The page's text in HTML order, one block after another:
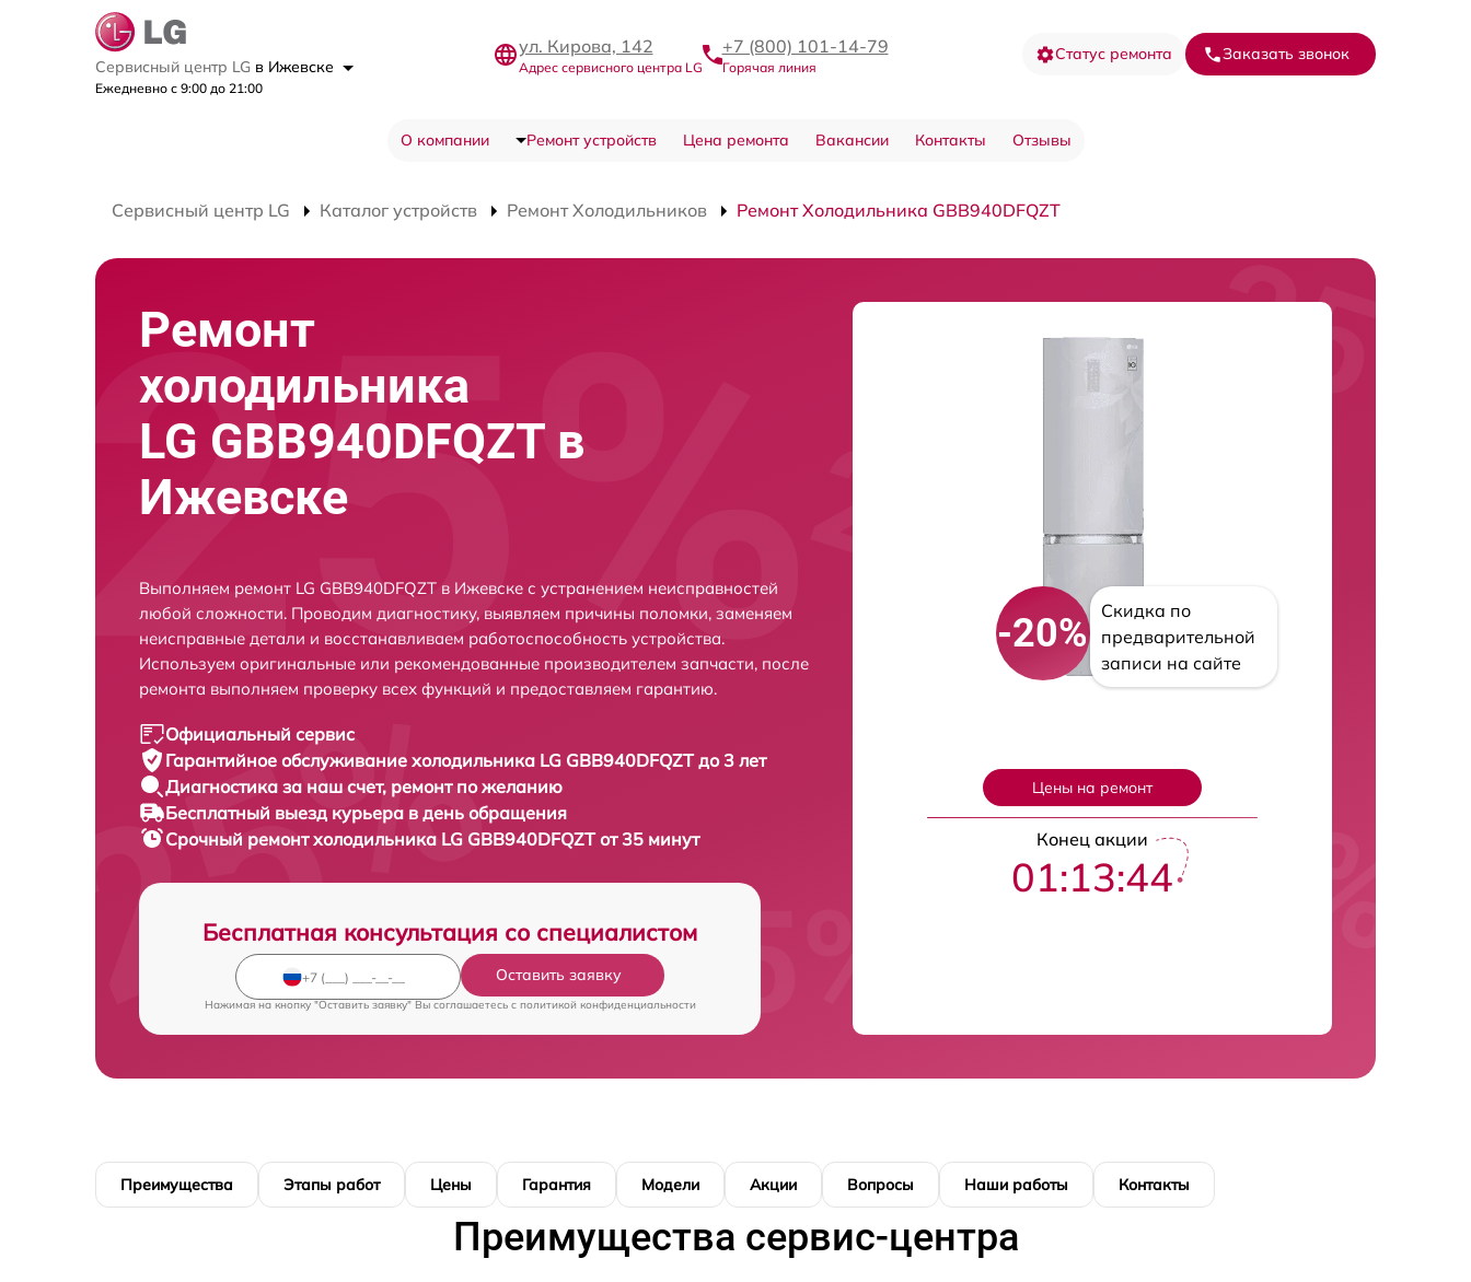
Сервисный центр LG в Ижевске
Ежедневно с 9:00 до 21:00
ул. Кирова, 142
Адрес сервисного центра LG
+7 (800) 101-14-79
Горячая линия
Статус ремонта Заказать звонок
О компании Ремонт устройств Цена ремонта Вакансии Контакты Отзывы
Сервисный центр LG Каталог устройств Ремонт Холодильников Ремонт Холодильника GBB940DFQZT
Ремонт
холодильника
LG GBB940DFQZT в
Ижевске
Выполняем ремонт LG GBB940DFQZT в Ижевске с устранением неисправностей
любой сложности. Проводим диагностику, выявляем причины поломки, заменяем
неисправные детали и восстанавливаем работоспособность устройства.
Используем оригинальные или рекомендованные производителем запчасти, после
ремонта выполняем проверку всех функций и предоставляем гарантию.
Официальный сервис
Гарантийное обслуживание холодильника LG GBB940DFQZT до 3 лет
Диагностика за наш счет, ремонт по желанию
Бесплатный выезд курьера в день обращения
Срочный ремонтхолодильника LG GBB940DFQZT от 35 минут
Бесплатная консультация со специалистом
Оставить заявку
Нажимая на кнопку "Оставить заявку" Вы соглашаетесь c политикой конфиденциальности
-20%
Скидка по
предварительной
записи на сайте
Цены на ремонт
Конец акции
01:13:43
Преимущества Этапы работ Цены Гарантия Модели Акции Вопросы Наши работы Контакты
Преимущества сервис-центра